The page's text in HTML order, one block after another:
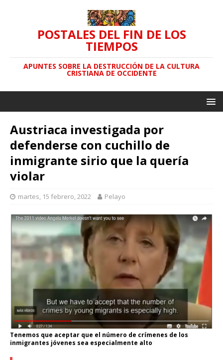
POSTALES DEL FIN DE LOS
TIEMPOS
APUNTES SOBRE LA DESTRUCCIÓN DE LA CULTURA
CRISTIANA DE OCCIDENTE
Austriaca investigada por
defenderse con cuchillo de
inmigrante sirio que la quería
violar
martes, 15 febrero, 2022 Pelayo
Tenemos que aceptar que el número de crímenes de los
inmigrantes jóvenes sea especialmente alto